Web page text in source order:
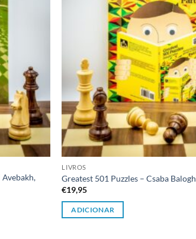
LIVROS
Greatest 501 Puzzles – Csaba Balogh
€19,95
ADICIONAR